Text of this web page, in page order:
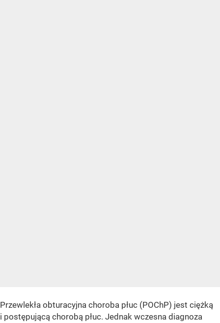
Przewlekła obturacyjna choroba płuc (POChP) jest ciężką
i postępującą chorobą płuc. Jednak wczesna diagnoza